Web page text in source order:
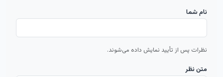
نام شما
نظرات پس از تأیید نمایش داده می‌شوند.
متن نظر